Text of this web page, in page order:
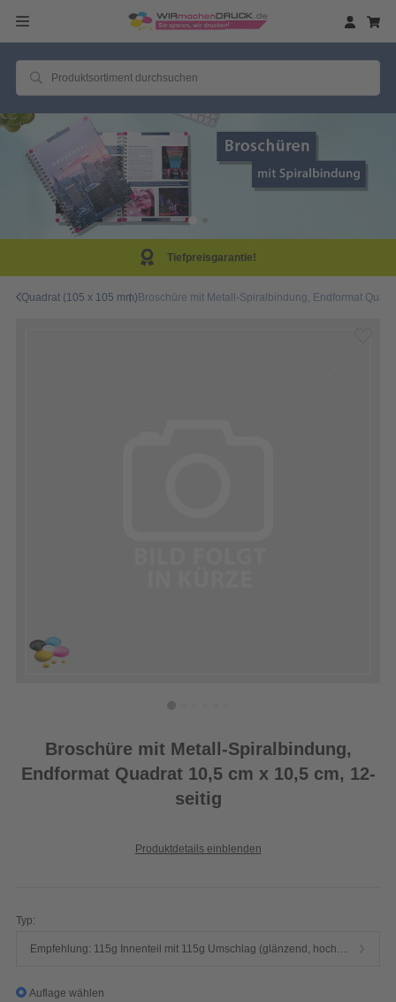
Quadrat (105 x 105 mm)Broschüre mit Metall-Spiralbindung, Endformat
Broschüre mit Metall-Spiralbindung,
Endformat Quadrat 10,5 cm x 10,5 cm, 12-
seitig
Produktdetails einblenden
Typ:
Auflage wählen